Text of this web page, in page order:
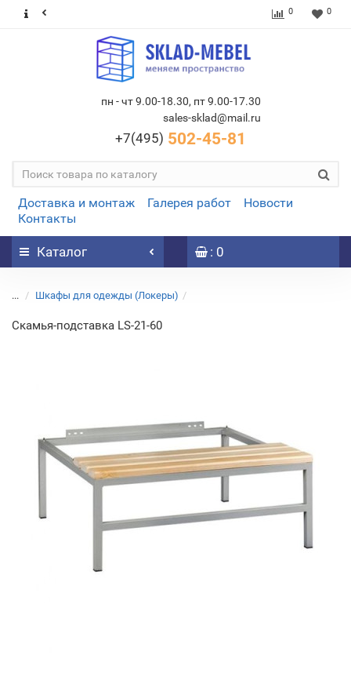
0 0
пн - чт 9.00-18.30, пт 9.00-17.30
sales-sklad@mail.ru
+7(495) 502-45-81
Доставка и монтаж Галерея работ
Новости
Контакты
Каталог : 0
... Шкафы для одежды (Локеры)
Скамья-подставка LS-21-60